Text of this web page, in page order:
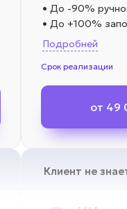
• До -90%
• До +100%
Подробней
Срок реализации
от 49
Клиент не